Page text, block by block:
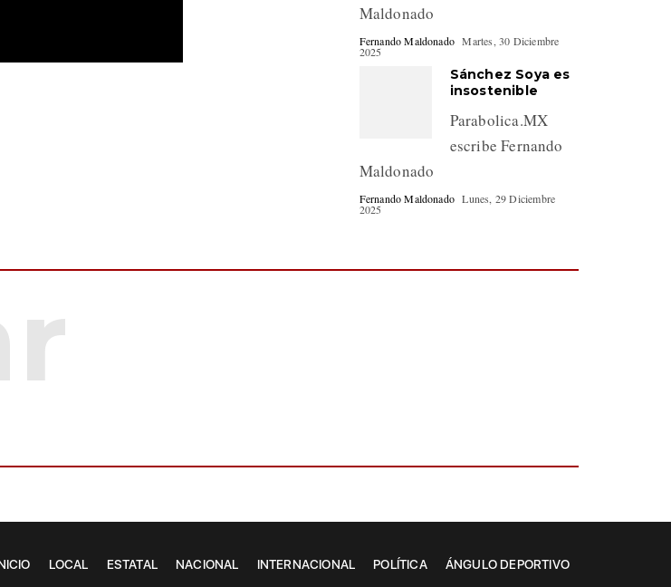
Maldonado
Fernando Maldonado Martes, 30 Diciembre
2025
Sánchez Soya es
insostenible
Parabolica.MX
escribe Fernando
Maldonado
Fernando Maldonado Lunes, 29 Diciembre
2025
LOCAL ESTATAL NACIONAL INTERNACIONAL POLÍTICA ÁNGULO DEPORTIVO